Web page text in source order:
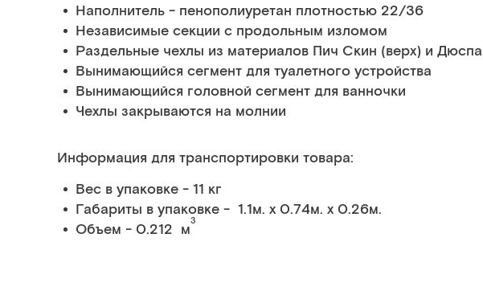
Наполнитель - пенополиуретан плотностью 22/36
Независимые секции с продольным изломом
Раздельные чехлы из материалов Пич Скин (верх) и
Вынимающийся сегмент для туалетного устройства
Вынимающийся головной сегмент для ванночки
Чехлы закрываются на молнии
Информация для транспортировки товара:
Вес в упаковке - 11 кг
Габариты в упаковке - 1.1м. x 0.74м. x 0.26м.
Объем - 0.212 м3